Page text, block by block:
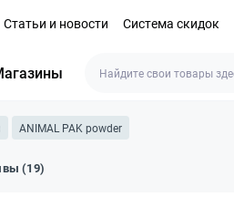
Статьи и новости Система скидок
ANIMAL PAK powder
(19)